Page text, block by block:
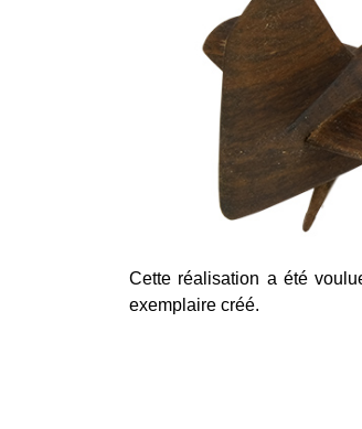
Cette réalisation a été
exemplaire créé.